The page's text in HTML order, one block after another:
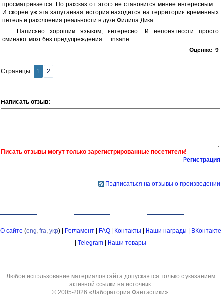
просматривается. Но рассказ от этого не становится менее интересным…
И скорее уж эта запутанная история находится на территории временных
петель и расслоения реальности в духе Филипа Дика…
Написано хорошим языком, интересно. И непонятности просто
сминают мозг без предупреждения… :insane:
Оценка: 9
Страницы: 1 2
Написать отзыв:
Писать отзывы могут только зарегистрированные посетители!
Регистрация
Подписаться на отзывы о произведении
О сайте (eng fra укр) | Регламент| FAQ| Контакты | Наши награды | ВКонтакте
| Telegram | Наши товары
Любое использование материалов сайта допускается только с указанием
активной ссылки на источник.
© 2005-2026 «Лаборатория Фантастики»